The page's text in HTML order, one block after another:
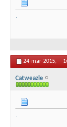
.
24-mar-2015,
Catweazle
.